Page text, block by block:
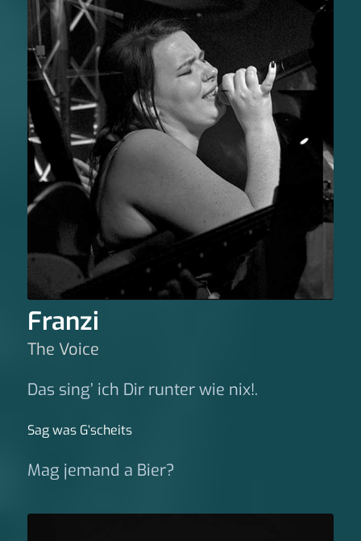
Franzi
The Voice
Das sing’ ich Dir runter wie nix!.
Sag was G‘scheits
Mag jemand a Bier?